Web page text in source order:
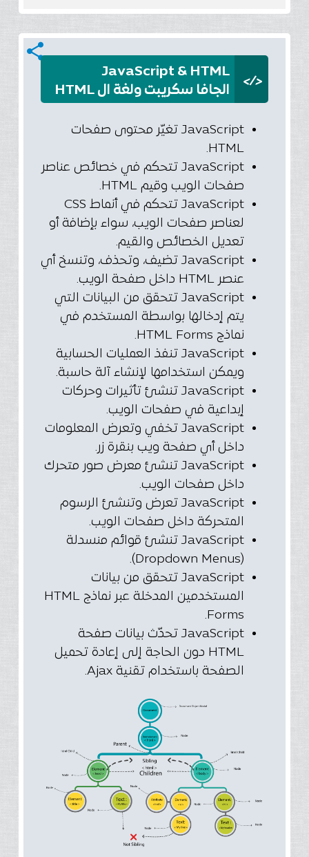
share
</>
JavaScript & HTML
الجافا سكريبت ولغة ال HTML
JavaScript تغيّر محتوى صفحات
HTML.
JavaScript تتحكم في خصائص عناصر
صفحات الويب وقيم HTML.
JavaScript تتحكم في أنماط CSS
لعناصر صفحات الويب، سواء بإضافة أو
تعديل الخصائص والقيم.
JavaScript تضيف، وتحذف، وتنسخ أي
عنصر HTML داخل صفحة الويب.
JavaScript تتحقق من البيانات التي
يتم إدخالها بواسطة المستخدم في
نماذج HTML Forms.
JavaScript تنفذ العمليات الحسابية
ويمكن استخدامها لإنشاء آلة حاسبة.
JavaScript تنشئ تأثيرات وحركات
إبداعية في صفحات الويب.
JavaScript تخفي وتعرض المعلومات
داخل أي صفحة ويب بنقرة زر.
JavaScript تنشئ معرض صور متحرك
داخل صفحات الويب.
JavaScript تعرض وتنشئ الرسوم
المتحركة داخل صفحات الويب.
JavaScript تنشئ قوائم منسدلة
(Dropdown Menus).
JavaScript تتحقق من بيانات
المستخدمين المدخلة عبر نماذج HTML
Forms.
JavaScript تحدّث بيانات صفحة
HTML دون الحاجة إلى إعادة تحميل
الصفحة باستخدام تقنية Ajax.